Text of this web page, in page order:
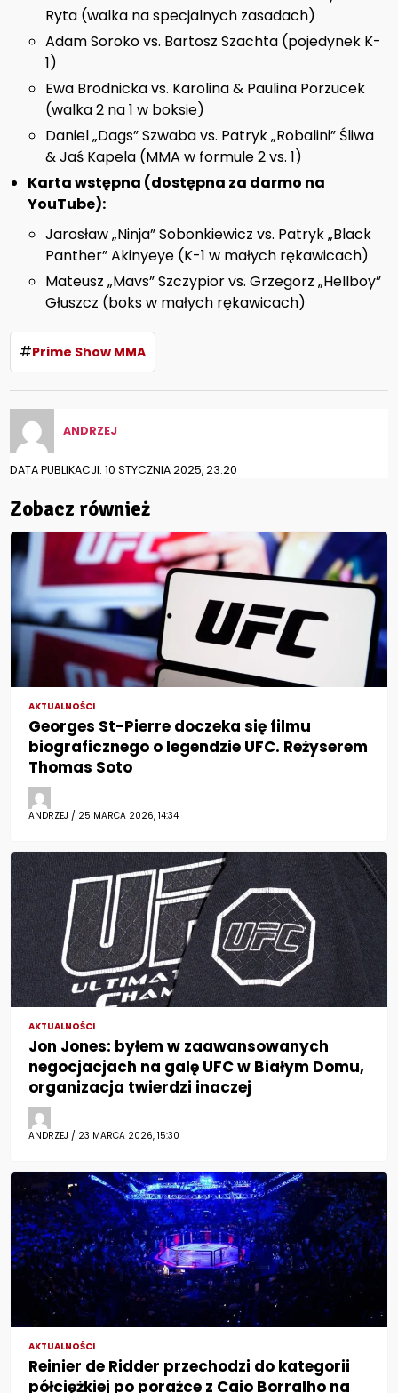
Ryta (walka na specjalnych zasadach)
Adam Soroko vs. Bartosz Szachta (pojedynek K-
1)
Ewa Brodnicka vs. Karolina & Paulina Porzucek
(walka 2 na 1 w boksie)
Daniel „Dags” Szwaba vs. Patryk „Robalini” Śliwa
& Jaś Kapela (MMA w formule 2 vs. 1)
Karta wstępna (dostępna za darmo na
YouTube):
Jarosław „Ninja” Sobonkiewicz vs. Patryk „Black
Panther” Akinyeye (K-1 w małych rękawicach)
Mateusz „Mavs” Szczypior vs. Grzegorz „Hellboy”
Głuszcz (boks w małych rękawicach)
#Prime Show MMA
ANDRZEJ
DATA PUBLIKACJI: 10 STYCZNIA 2025, 23:20
Zobacz również
AKTUALNOŚCI
Georges St-Pierre doczeka się filmu
biograficznego o legendzie UFC. Reżyserem
Thomas Soto
ANDRZEJ / 25 MARCA 2026, 14:34
AKTUALNOŚCI
Jon Jones: byłem w zaawansowanych
negocjacjach na galę UFC w Białym Domu,
organizacja twierdzi inaczej
ANDRZEJ / 23 MARCA 2026, 15:30
AKTUALNOŚCI
Reinier de Ridder przechodzi do kategorii
półciężkiej po porażce z Caio Borralho na